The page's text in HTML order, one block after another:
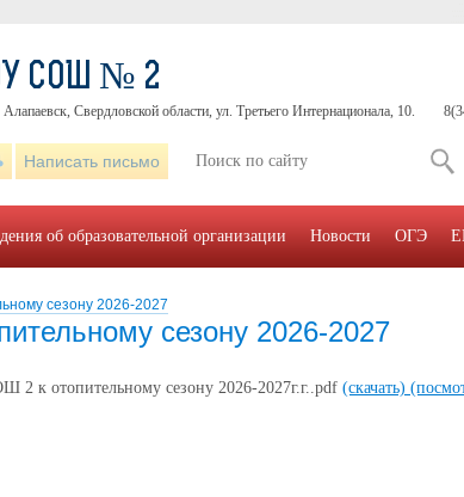
сезону 2026-2027
сезону 2026-2027
к отопительному сезону 2026-2027г.г..pdf (скачать)
СОШ № 2
Свердловской области, ул. Третьего Интернационала, 10.
Написать письмо
об образовательной организации Новости ОГЭ